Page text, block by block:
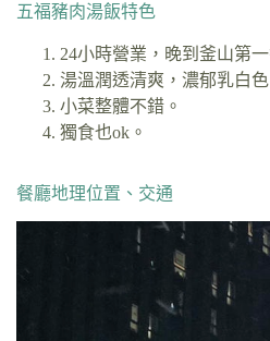
五福豬肉湯飯特色
24小時營業，晚到釜山第一
湯溫潤透清爽，濃郁乳白色
小菜整體不錯。
獨食也ok。
餐廳地理位置、交通